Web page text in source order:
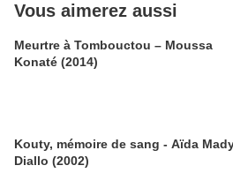
Vous aimerez aussi
Meurtre à Tombouctou – Moussa
Konaté (2014)
Kouty, mémoire de sang - Aïda
Diallo (2002)